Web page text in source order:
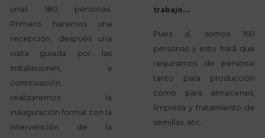
unas 180 personas.
Primero haremos una
recepción, después una
visita guiada por las
instalaciones, a
continuación,
realizaremos la
inauguración formal con la
intervención de la
trabajo…
Pues sí, somos 160
personas y esto hará que
requiramos de personal
tanto para producción
como para almacenes,
limpieza y tratamiento de
semillas, etc.